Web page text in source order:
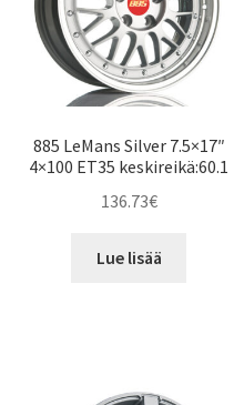
885 LeMans Silver 7.5×17″
4×100 ET35 keskireikä:60.1
136.73€
Lue lisää